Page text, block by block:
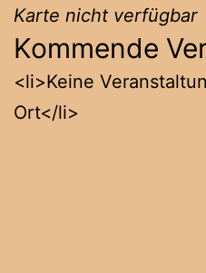
Karte nicht verfügbar
Kommende
<li>Keine
Ort</li>